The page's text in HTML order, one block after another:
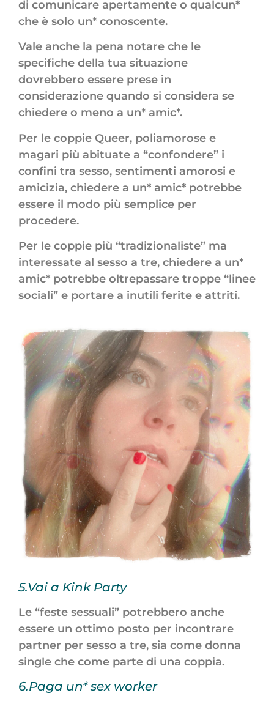
di comunicare apertamente o qualcun*
che è solo un* conoscente.
Vale anche la pena notare che le
specifiche della tua situazione
dovrebbero essere prese in
considerazione quando si considera se
chiedere o meno a un* amic*.
Per le coppie Queer, poliamorose e
magari più abituate a “confondere” i
confini tra sesso, sentimenti amorosi e
amicizia, chiedere a un* amic* potrebbe
essere il modo più semplice per
procedere.
Per le coppie più “tradizionaliste” ma
interessate al sesso a tre, chiedere a un*
amic* potrebbe oltrepassare troppe “linee
sociali” e portare a inutili ferite e attriti.
5.Vai a Kink Party
Le “feste sessuali” potrebbero anche
essere un ottimo posto per incontrare
partner per sesso a tre, sia come donna
single che come parte di una coppia.
6.Paga un* sex worker